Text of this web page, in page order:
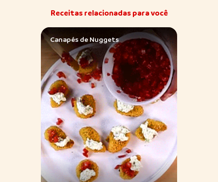
Receitas relacionadas para você
Canapés de Nuggets